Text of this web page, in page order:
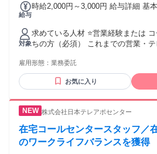
30代・40代・50代・60代女性活躍
る方 ＊メールで、ビジネス文書の
解決能力がある方 ＊パソコンに、マ
構いませんが、ご自身で、ソフトの
給与
時給2,000円～3,000円 給与詳細 基
をもとに決定します！ ▼営業経験2年以上（営業実績を考慮）
時給2,000円～2,200円 ▼営業経験3年以上（リーダー・マネジ
メント経験歓迎） 時給2,200円～2,500円 ▼営業経験
時給1,500円～1,900円 ▼営業経験1～2年 時給1,900円～2,000
に、 選考時にスタート時給を決定
対象
求めている人材 ⭐営業経験または コールセンター経験を お持
ちの方（必須） これまでの営業・テレアポ・ インサイドセー
【下記いずれかの経験をお持ちの方】 ※（必須） ・アウト
ウンドのコールセンター経験 ・法
験 ・オンライン商談や インサイドセールスの経験 ・SaaS／
PCと安定した インターネット環境
対象となります。 【現在活躍中のスタッフの特徴】 ✅現在も
在宅・業務委託でテレアポや インサイドセールスとして稼働
している ✅法人向けアウトバウンド
ポイント取得が得意 ✅フルリモート
雇用形態： 業務委託
お気に入り
株式会社日本テレアポセンター
在宅コールセンタースタッフ／
のワークライフバランスを獲得